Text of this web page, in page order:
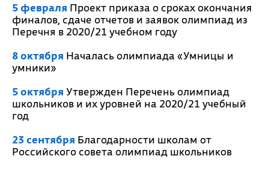
5 февраля Проект приказа о сроках окончания
финалов, сдаче отчетов и заявок олимпиад из
Перечня в 2020/21 учебном году
8 октября Началась олимпиада «Умницы и
умники»
5 октября Утвержден Перечень олимпиад
школьников и их уровней на 2020/21 учебный
год
23 сентября Благодарности школам от
Российского совета олимпиад школьников